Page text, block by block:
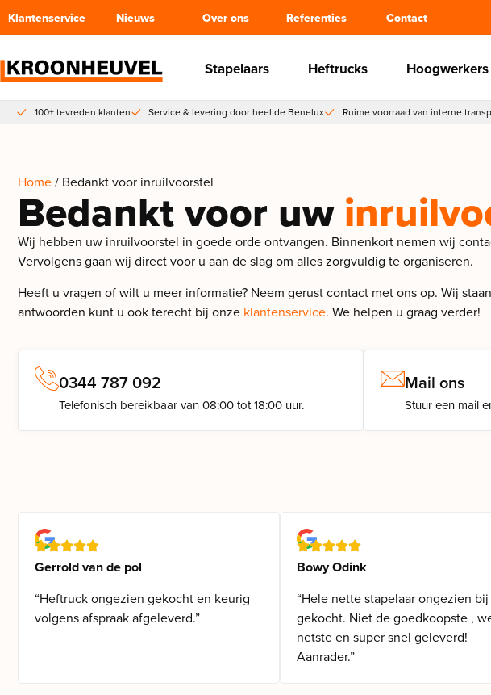
Klantenservice Nieuws Over ons Referenties Contact
Stapelaars Heftrucks Hoogwerkers
100+ tevreden klanten Service & levering door heel de Benelux Ruime voorraad van interne
Home/ Bedankt voor inruilvoorstel
Bedankt voor uw
Wij hebben uw inruilvoorstel in goede orde ontvangen. Binnenkort nemen wij
Vervolgens gaan wij direct voor u aan de slag om alles zorgvuldig te organiseren.
Heeft u vragen of wilt u meer informatie? Neem gerust contact met ons op. Wij
antwoorden kunt u ook terecht bij onze klantenservice. We helpen u graag verder!
0344 787 092
Telefonisch bereikbaar van 08:00 tot 18:00 uur.
Mail ons
Stuur een mail
Gerrold van de pol
“Heftruck ongezien gekocht en keurig
volgens afspraak afgeleverd.”
Bowy Odink
“Hele nette stapelaar ongezien
gekocht. Niet de goedkoopste ,
netste en super snel geleverd!
Aanrader.”